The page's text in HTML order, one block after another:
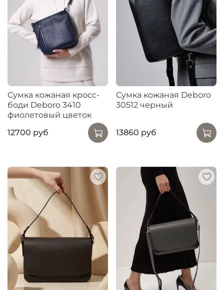
Сумка кожаная кросс-
боди Deboro 3410
фиолетовый цветок
12700 руб
Сумка кожаная Deboro
30512 черный
13860 руб